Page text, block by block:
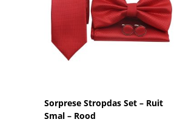
Sorprese Stropdas Set – Ruit
Smal – Rood